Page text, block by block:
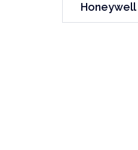
Honeywell